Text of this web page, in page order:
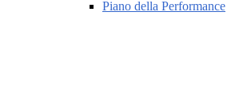
Piano della Performance